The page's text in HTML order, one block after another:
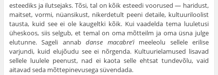
esteediks ja ilutsejaks. Tõsi, tal on kõik esteedi voorused — haridust,
maitset, vormi, nüansikust, nikerdetult peeni detaile, kultuuriloolist
tausta, kuid see ei ole kaugeltki kõik. Kui vaadelda tema luuletusi
üheskoos, siis selgub, et temal on oma mõtteilm ja oma üsna julge
elutunne. Sageli annabdanse macabre’i meeleolu sellele erilise
varjundi, kuid elujõudu see ei nõrgenda. Kultuurielamused lisavad
sellele luulele peenust, nad ei kaota selle ehtsat tundevõlu, vaid
aitavad seda mõttepinevusega süvendada.